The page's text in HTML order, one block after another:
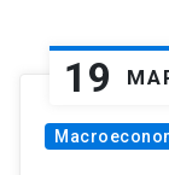
19